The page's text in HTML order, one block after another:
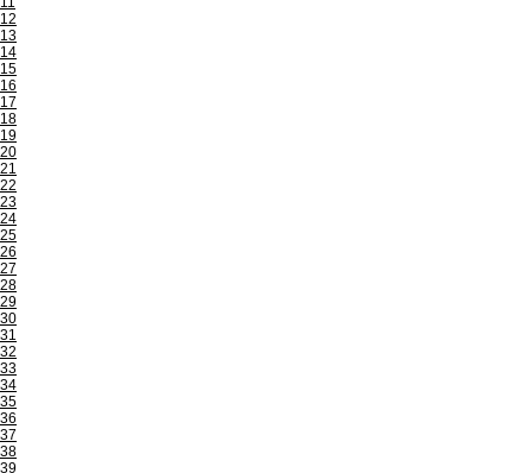
12
13
14
15
16
17
18
19
20
21
22
23
24
25
26
27
28
29
30
31
32
33
34
35
36
37
38
39